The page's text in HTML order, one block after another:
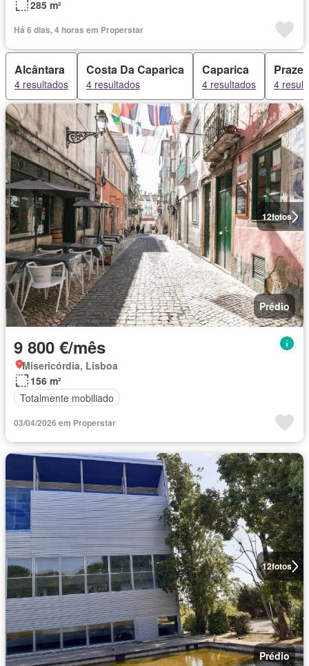
285 m²
Há 6 dias, 4 horas em Properstar
Alcântara
4 resultados
Costa Da Caparica
4 resultados
Caparica
4 resultados 4
12fotos
Prédio
9 800 €/mês
Misericórdia, Lisboa
156 m²
Totalmente mobiliado
03/04/2026 em Properstar
12fotos
Prédio